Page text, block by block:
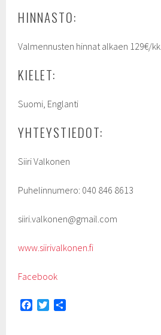
HINNASTO:
Valmennusten hinnat alkaen 129€/kk.
KIELET:
Suomi, Englanti
YHTEYSTIEDOT:
Siiri Valkonen
Puhelinnumero: 040 846 8613
siiri.valkonen@gmail.com
www.siirivalkonen.fi
Facebook